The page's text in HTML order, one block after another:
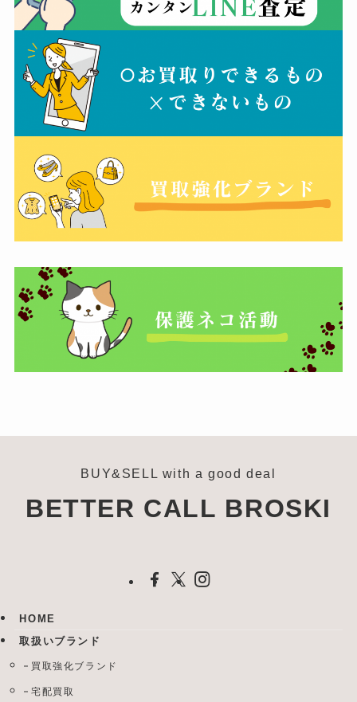
BUY&SELL with a good deal
BETTER CALL BROSKI
HOME
取扱いブランド
買取強化ブランド
宅配買取